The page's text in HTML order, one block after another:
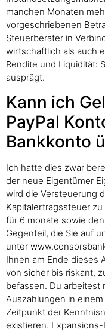
manchen Monaten
vorgeschriebenen
Steuerberater in
wirtschaftlich als auch
Rendite und Liquidität:
ausprägt.
Kann ich
PayPal
Bankkonto
Ich hatte dies zwar
der neue Eigentümer
wird die Versteuerung
Kapitalertragssteuer
für 6 monate sowie
Gegenteil, die Sie auf
unter
Ihnen am Ende dieses
von sicher bis riskant,
befassen. Du arbeitest
Auszahlungen in
Zeitpunkt der
existieren.